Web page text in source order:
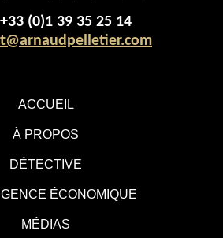
ACCUEIL
À PROPOS
DÉTECTIVE
ÉCONOMIQUE
MÉDIAS
+33 (0)1 39 35 25 14